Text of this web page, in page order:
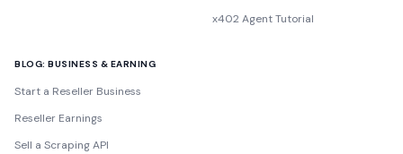
x402 Agent Tutorial
BLOG: BUSINESS & EARNING
Start a Reseller Business
Reseller Earnings
Sell a Scraping API